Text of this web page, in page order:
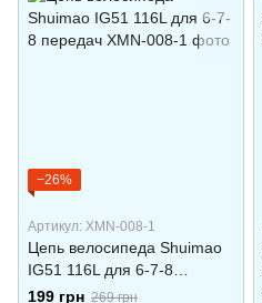
−26%
Артикул: XMN-008-1
Цепь велосипеда Shuimao
IG51 116L для 6-7-8
передач
199 грн 269 грн